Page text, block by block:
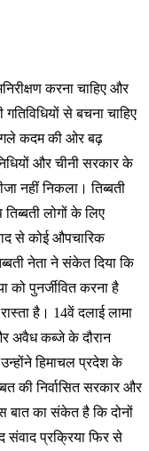
करना चाहिए और
से बचना चाहिए
कदम की ओर बढ़
और चीनी सरकार के
नहीं निकला। तिब्बती
लोगों के लिए
से कोई औपचारिक
नेता ने संकेत दिया कि
को पुनर्जीवित करना है
है। 14वें दलाई लामा
अवैध कब्जे के दौरान
हिमाचल प्रदेश के
की निर्वासित सरकार और
बात का संकेत है कि दोनों
प्रक्रिया फिर से